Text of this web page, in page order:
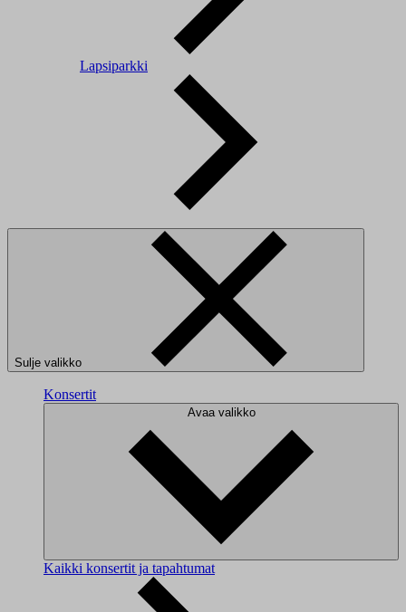
Lapsiparkki
Sulje valikko
Konsertit
Avaa valikko
Kaikki konsertit ja tapahtumat